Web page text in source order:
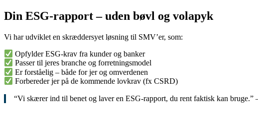
Din ESG-rapport – uden bøvl og volapyk
Vi har udviklet en skræddersyet løsning til SMV’er, som:
Opfylder ESG-krav fra kunder og banker
Passer til jeres branche og forretningsmodel
Er forståelig – både for jer og omverdenen
Forbereder jer på de kommende lovkrav (fx CSRD)
“Vi skærer ind til benet og laver en ESG-rapport, du rent faktisk kan bruge.”